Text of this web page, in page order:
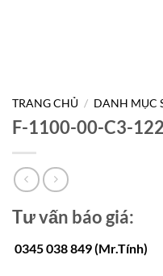
TRANG CHỦ / DANH MỤC
F-1100-00-C3-
Tư vấn báo giá:
0345 038 849 (Mr.Tính)